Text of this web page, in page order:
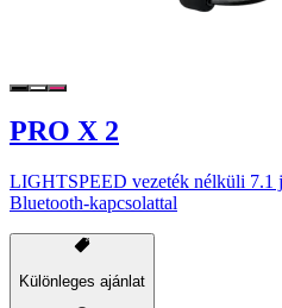
PRO X 2
LIGHTSPEED vezeték nélküli 7.1
Bluetooth-kapcsolattal
Különleges ajánlat